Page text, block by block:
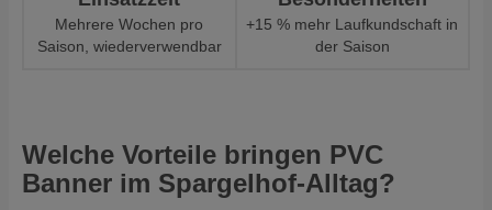
Mehrere Wochen pro
Saison, wiederverwendbar
+15 % mehr Laufkundschaft in
der Saison
Welche Vorteile bringen PVC
Banner im Spargelhof-Alltag?